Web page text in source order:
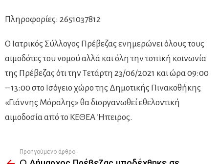
Πληροφορίες: 2651037812
Ο Ιατρικός Σύλλογος Πρέβεζας ενημερώνει όλους τους
αιμοδότες του νομού αλλά και όλη την τοπική κοινωνία
της Πρέβεζας ότι την Τετάρτη 23/06/2021 και ώρα 09:00
– 13:00 στο Ισόγειο χώρο της Δημοτικής Πινακοθήκης
«Γιάννης Μόραλης» θα διοργανωθεί εθελοντική
αιμοδοσία από το ΚΕΘΕΑ Ήπειρος.
more
Προηγούμενο άρθρο